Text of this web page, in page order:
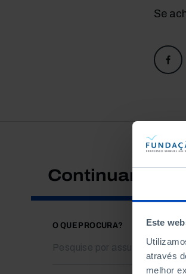
Este
através
melhor
Se
Continuar a
O QUE PROCURA?